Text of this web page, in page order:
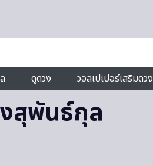
ดูดวง วอลเปเปอร์เสริมดวง
สุพันธ์กุล